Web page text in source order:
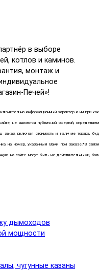
в выборе
котлов и каминов.
монтаж и
Печей»!
информационный характер и ни при
не являются публичной офертой,
включая стоимость и наличие товара,
на номер, указанный Вами при заказе.*В
на сайте могут быть не действительными,
дымоходов
мощности
чугунные казаны